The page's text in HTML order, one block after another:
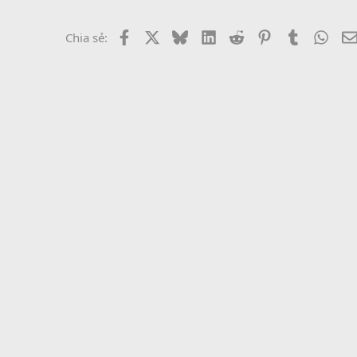
Chia sẻ: Facebook BlueskyLinkedIn
Reddit PinterestTumblr